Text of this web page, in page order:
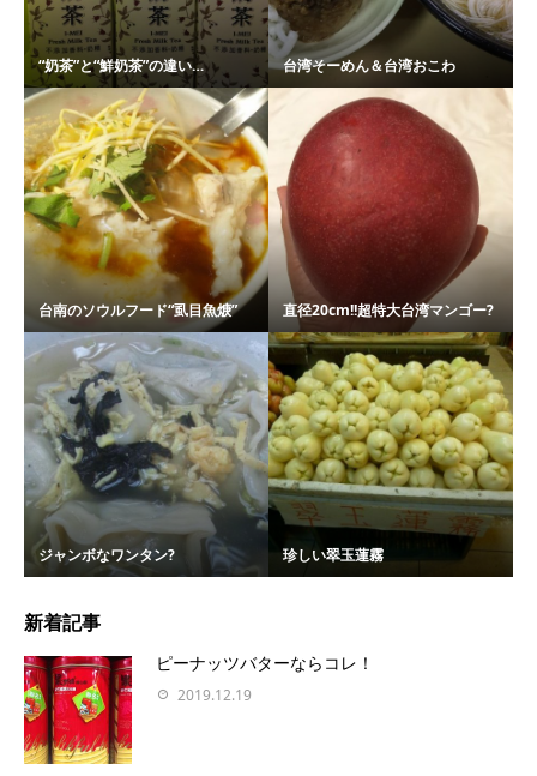
“奶茶”と“鮮奶茶”の違い… 台湾そーめん＆台湾おこわ
台南のソウルフード“虱目魚焿” 直径20cm!!超特大台湾マンゴー?
ジャンボなワンタン? 珍しい翠玉蓮霧
新着記事
ピーナッツバターならコレ！
2019.12.19